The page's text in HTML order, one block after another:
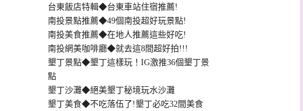
台東飯店特輯◆台東車站住宿推薦!
南投景點推薦◆49個南投超好玩景點!
南投美食推薦◆在地人推薦這些好吃!
南投網美咖啡廳◆就去這8間超好拍!!!
墾丁景點◆墾丁這樣玩！IG激推36個墾丁景
點
墾丁沙灘◆絕美墾丁秘境玩水沙灘
墾丁美食◆不吃落伍了!墾丁必吃32間美食